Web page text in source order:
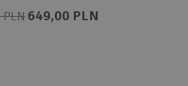
649,00 PLN